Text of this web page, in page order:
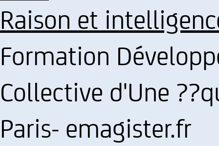
Raison et
Formation
Collective d'Une
Paris- emagister.fr